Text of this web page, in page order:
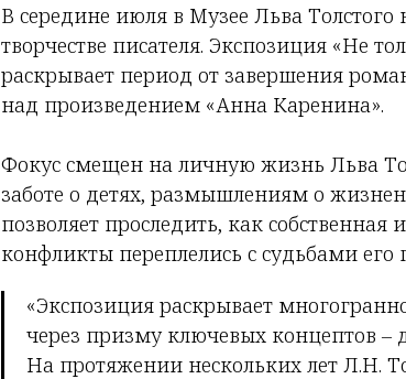
В середине июля в Музее Льва Толстого
творчестве писателя. Экспозиция «Не
раскрывает период от завершения
над произведением «Анна Каренина».
Фокус смещен на личную жизнь Льва
заботе о детях, размышлениям о
позволяет проследить, как собственная
конфликты переплелись с судьбами его
«Экспозиция раскрывает
через призму ключевых концептов –
На протяжении нескольких лет Л.Н.